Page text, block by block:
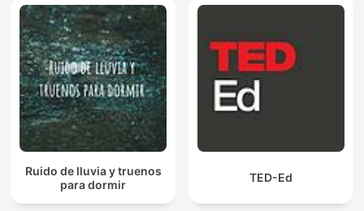
Ruido de lluvia y truenos
para dormir
TED-Ed